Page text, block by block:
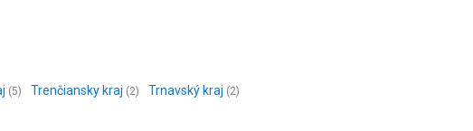
(5) Trenčiansky kraj (2) Trnavský kraj (2)